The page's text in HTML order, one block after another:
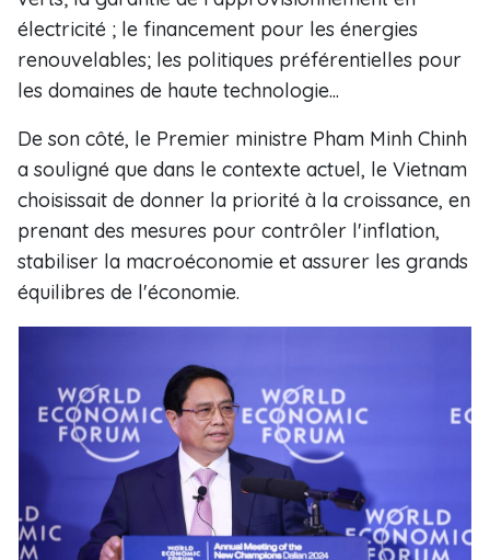
électricité ; le financement pour les énergies
renouvelables; les politiques préférentielles pour
les domaines de haute technologie...
De son côté, le Premier ministre Pham Minh Chinh
a souligné que dans le contexte actuel, le Vietnam
choisissait de donner la priorité à la croissance, en
prenant des mesures pour contrôler l'inflation,
stabiliser la macroéconomie et assurer les grands
équilibres de l'économie.